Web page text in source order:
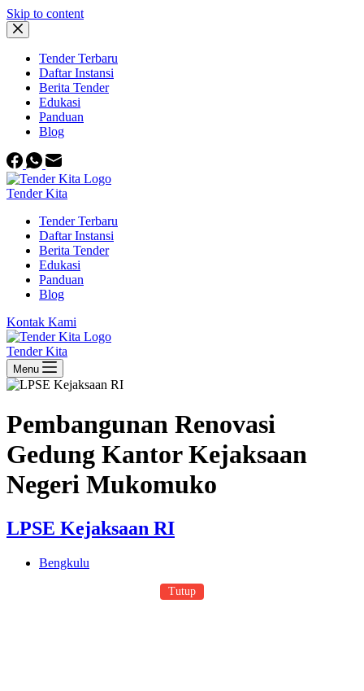
Skip to content
Tender Terbaru
Daftar Instansi
Berita Tender
Edukasi
Panduan
Blog
Tender Kita
Tender Terbaru
Daftar Instansi
Berita Tender
Edukasi
Panduan
Blog
Kontak Kami
Tender Kita
Menu
Pembangunan Renovasi
Gedung Kantor Kejaksaan
Negeri Mukomuko
LPSE Kejaksaan RI
Bengkulu
Tutup